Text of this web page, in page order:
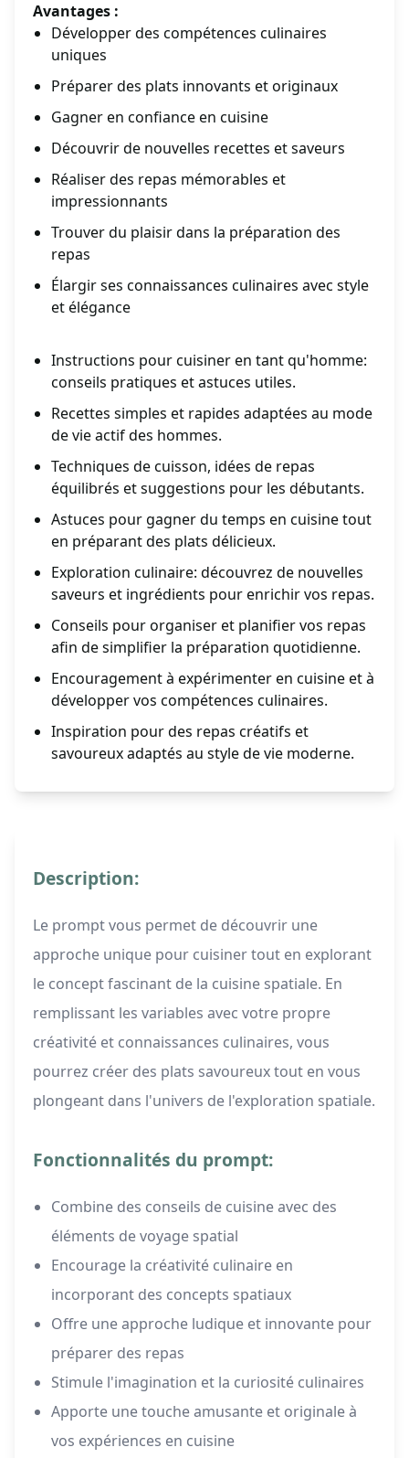
Avantages :
Développer des compétences culinaires
uniques
Préparer des plats innovants et originaux
Gagner en confiance en cuisine
Découvrir de nouvelles recettes et saveurs
Réaliser des repas mémorables et
impressionnants
Trouver du plaisir dans la préparation des
repas
Élargir ses connaissances culinaires avec style
et élégance
Instructions pour cuisiner en tant qu'homme:
conseils pratiques et astuces utiles.
Recettes simples et rapides adaptées au mode
de vie actif des hommes.
Techniques de cuisson, idées de repas
équilibrés et suggestions pour les débutants.
Astuces pour gagner du temps en cuisine tout
en préparant des plats délicieux.
Exploration culinaire: découvrez de nouvelles
saveurs et ingrédients pour enrichir vos repas.
Conseils pour organiser et planifier vos repas
afin de simplifier la préparation quotidienne.
Encouragement à expérimenter en cuisine et à
développer vos compétences culinaires.
Inspiration pour des repas créatifs et
savoureux adaptés au style de vie moderne.
Description:
Le prompt vous permet de découvrir une
approche unique pour cuisiner tout en explorant
le concept fascinant de la cuisine spatiale. En
remplissant les variables avec votre propre
créativité et connaissances culinaires, vous
pourrez créer des plats savoureux tout en vous
plongeant dans l'univers de l'exploration spatiale.
Fonctionnalités du prompt:
Combine des conseils de cuisine avec des
éléments de voyage spatial
Encourage la créativité culinaire en
incorporant des concepts spatiaux
Offre une approche ludique et innovante pour
préparer des repas
Stimule l'imagination et la curiosité culinaires
Apporte une touche amusante et originale à
vos expériences en cuisine